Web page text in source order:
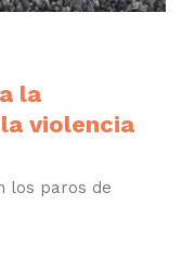
la
violencia
los paros de